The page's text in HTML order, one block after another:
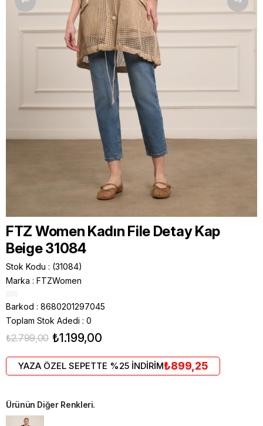
FTZ Women Kadın File Detay Kap
Beige 31084
Stok Kodu
(31084)
Marka : FTZWomen
Barkod : 8680201297045
Toplam Stok Adedi : 0
₺2.799,00 ₺1.199,00
YAZA ÖZEL SEPETTE %25 İNDİRİM₺899,25
Ürünün Diğer Renkleri.